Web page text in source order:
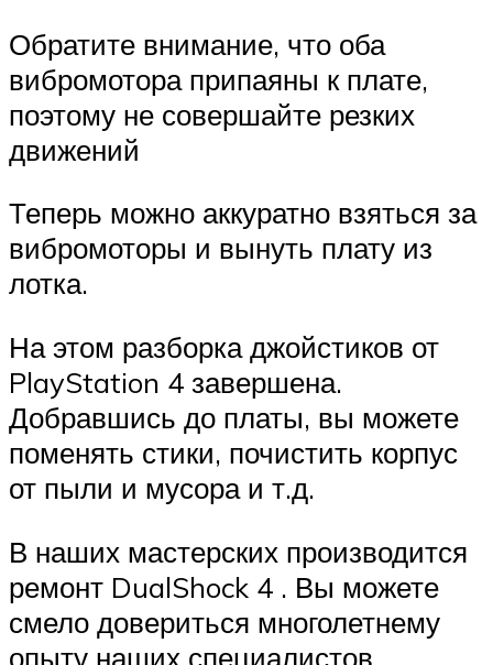
Обратите внимание, что оба
вибромотора припаяны к плате,
поэтому не совершайте резких
движений
Теперь можно аккуратно взяться за
вибромоторы и вынуть плату из
лотка.
На этом разборка джойстиков от
PlayStation 4 завершена.
Добравшись до платы, вы можете
поменять стики, почистить корпус
от пыли и мусора и т.д.
В наших мастерских производится
ремонт DualShock 4 . Вы можете
смело довериться многолетнему
опыту наших специалистов.